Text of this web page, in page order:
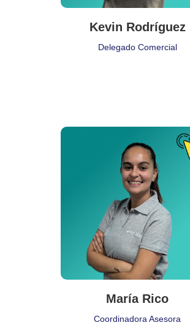
Kevin Rodríguez
Delegado Comercial
María Rico
Coordinadora Asesora
Puesto de Trabajo
Coordinadora Asesora
Delegación:
Madrid
Cita:
❝ El éxito es la suma de pequeños
día tras días ❞